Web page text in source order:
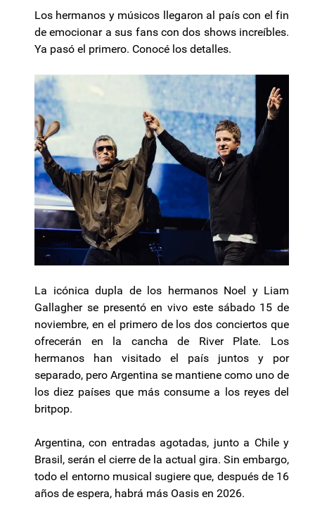
Los hermanos y músicos llegaron al país con el fin
de emocionar a sus fans con dos shows increíbles.
Ya pasó el primero. Conocé los detalles.
La icónica dupla de los hermanos Noel y Liam
Gallagher se presentó en vivo este sábado 15 de
noviembre, en el primero de los dos conciertos que
ofrecerán en la cancha de River Plate. Los
hermanos han visitado el país juntos y por
separado, pero Argentina se mantiene como uno de
los diez países que más consume a los reyes del
britpop.
Argentina, con entradas agotadas, junto a Chile y
Brasil, serán el cierre de la actual gira. Sin embargo,
todo el entorno musical sugiere que, después de 16
años de espera, habrá más Oasis en 2026.